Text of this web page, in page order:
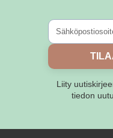
Liity
tiedon